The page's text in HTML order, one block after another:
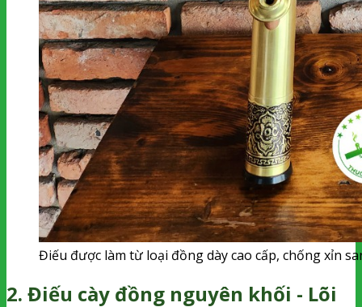
Điếu được làm từ loại đồng dày cao cấp, chống xỉn
2. Điếu cày đồng nguyên khối - Lõi